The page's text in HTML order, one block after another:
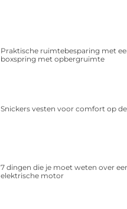
Praktische ruimtebesparing met
boxspring met opbergruimte
Snickers vesten voor comfort op
7 dingen die je moet weten over
elektrische motor